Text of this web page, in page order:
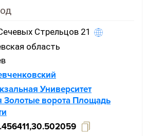
Стрельцов 21
область
Университет
Золотые ворота Площадь